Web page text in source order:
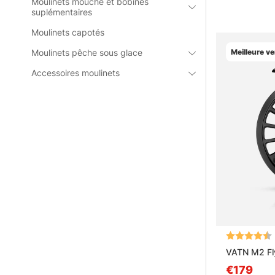
suplémentaires
Moulinets capotés
Moulinets pêche sous glace
Accessoires moulinets
Questions
Qu’est-
Qu’est-
Qu’est-
Qu’est-
Meilleure
Note:
VATN M2
€179